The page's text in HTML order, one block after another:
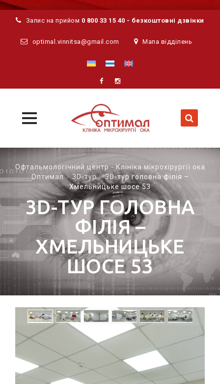
Запис на прийом 0 800 33 15 40 - безкоштовні дзвінки
optimal.vinnitsa@gmail.com Мапа відділень
Skip
to
content
Офтальмологічний центр - Клініка мікрохірургії ока
Оптимал>3D-тур>3D-тур головна філія –
Хмельницьке шосе 53
3D-ТУР ГОЛОВНА
ФІЛІЯ –
ХМЕЛЬНИЦЬКЕ
ШОСЕ 53